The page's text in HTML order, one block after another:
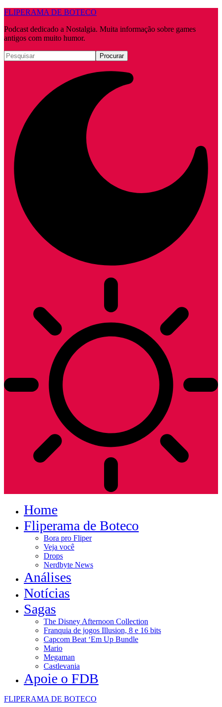
FLIPERAMA DE BOTECO
Podcast dedicado a Nostalgia. Muita informação sobre games
antigos com muito humor.
Home
Fliperama de Boteco
Bora pro Fliper
Veja você
Drops
Nerdbyte News
Análises
Notícias
Sagas
The Disney Afternoon Collection
Franquia de jogos Illusion, 8 e 16 bits
Capcom Beat ‘Em Up Bundle
Mario
Megaman
Castlevania
Apoie o FDB
FLIPERAMA DE BOTECO